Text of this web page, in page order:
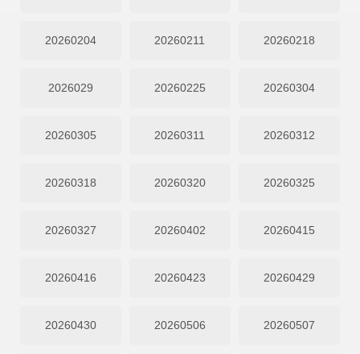
20260204 20260211 20260218
2026029 20260225 20260304
20260305 20260311 20260312
20260318 20260320 20260325
20260327 20260402 20260415
20260416 20260423 20260429
20260430 20260506 20260507